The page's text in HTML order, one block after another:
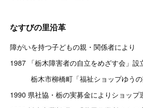
なすびの里沿革
障がいを持つ子どもの親・関係者により
1987 「栃木障害者の自立をめざす会」設
栃木市柳橋町「福祉ショップゆうの
1990 県社協・栃の実募金によりショップ